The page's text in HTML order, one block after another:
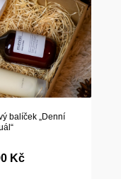
balíček „Denní
Kč